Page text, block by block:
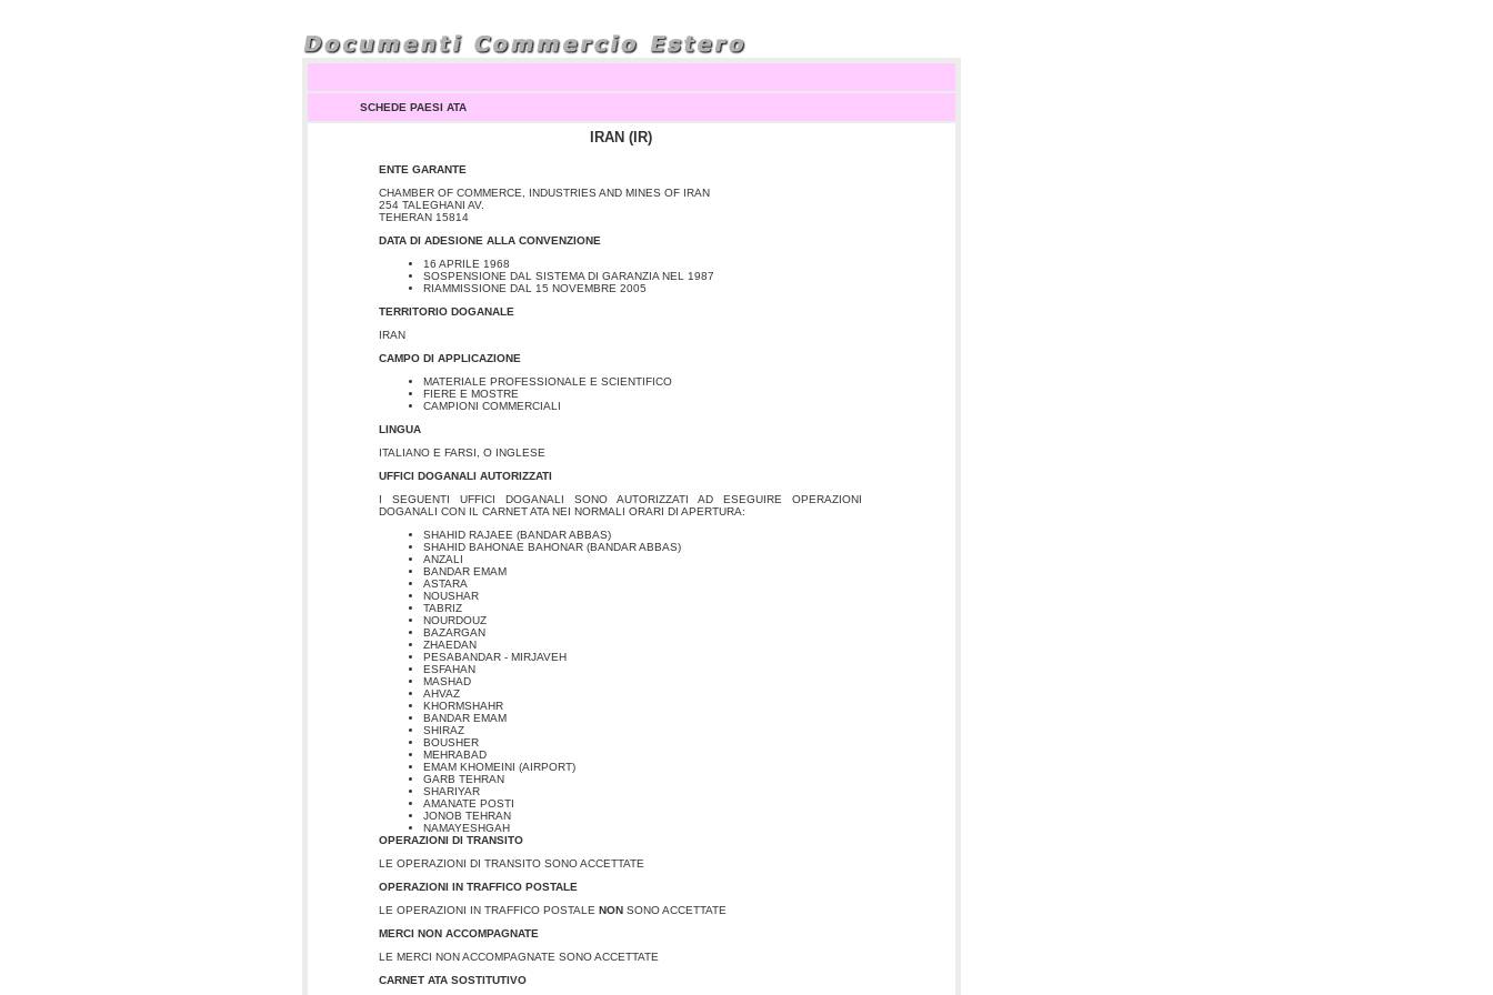
SCHEDE PAESI ATA
IRAN (IR)
ENTE GARANTE
CHAMBER OF COMMERCE, INDUSTRIES AND MINES OF IRAN
254 TALEGHANI AV.
TEHERAN 15814
DATA DI ADESIONE ALLA CONVENZIONE
16 APRILE 1968
SOSPENSIONE DAL SISTEMA DI GARANZIA NEL 1987
RIAMMISSIONE DAL 15 NOVEMBRE 2005
TERRITORIO DOGANALE
IRAN
CAMPO DI APPLICAZIONE
MATERIALE PROFESSIONALE E SCIENTIFICO
FIERE E MOSTRE
CAMPIONI COMMERCIALI
LINGUA
ITALIANO E FARSI, O INGLESE
UFFICI DOGANALI AUTORIZZATI
I SEGUENTI UFFICI DOGANALI SONO AUTORIZZATI AD ESEGUIRE OPERAZIONI
DOGANALI CON IL CARNET ATA NEI NORMALI ORARI DI APERTURA:
SHAHID RAJAEE (BANDAR ABBAS)
SHAHID BAHONAE BAHONAR (BANDAR ABBAS)
ANZALI
BANDAR EMAM
ASTARA
NOUSHAR
TABRIZ
NOURDOUZ
BAZARGAN
ZHAEDAN
PESABANDAR - MIRJAVEH
ESFAHAN
MASHAD
AHVAZ
KHORMSHAHR
BANDAR EMAM
SHIRAZ
BOUSHER
MEHRABAD
EMAM KHOMEINI (AIRPORT)
GARB TEHRAN
SHARIYAR
AMANATE POSTI
JONOB TEHRAN
NAMAYESHGAH
OPERAZIONI DI TRANSITO
LE OPERAZIONI DI TRANSITO SONO ACCETTATE
OPERAZIONI IN TRAFFICO POSTALE
LE OPERAZIONI IN TRAFFICO POSTALE NON SONO ACCETTATE
MERCI NON ACCOMPAGNATE
LE MERCI NON ACCOMPAGNATE SONO ACCETTATE
CARNET ATA SOSTITUTIVO